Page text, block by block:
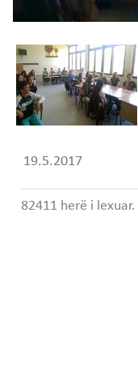
19.5.2017
82411 herë i lexuar.